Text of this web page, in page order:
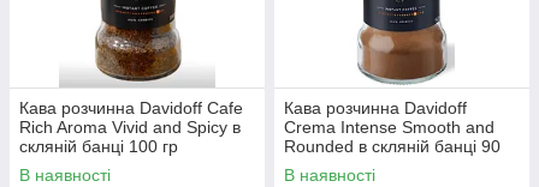
Кава розчинна Davidoff Cafe
Rich Aroma Vivid and Spicy в
скляній банці 100 гр
В наявності
Кава розчинна Davidoff
Crema Intense Smooth and
Rounded в скляній банці 90
гр
В наявності